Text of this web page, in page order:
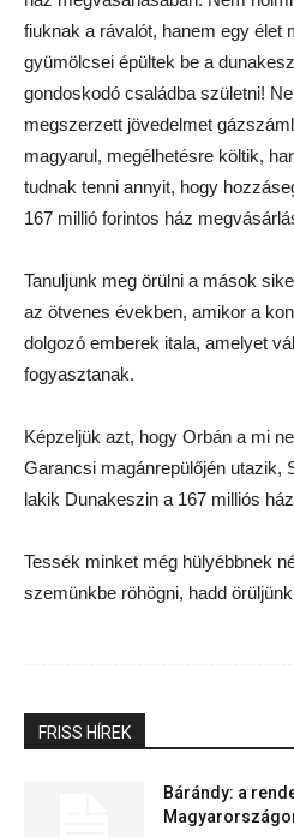
fiuknak a rávalót, hanem egy élet
gyümölcsei épültek be a
gondoskodó családba születni!
megszerzett jövedelmet
magyarul, megélhetésre költik,
tudnak tenni annyit, hogy
167 millió forintos ház
Tanuljunk meg örülni a mások
az ötvenes években, amikor a
dolgozó emberek itala, amelyet
fogyasztanak.
Képzeljük azt, hogy Orbán a mi
Garancsi magánrepülőjén utazik,
lakik Dunakeszin a 167 milliós
Tessék minket még hülyébbnek
szemünkbe röhögni, hadd
FRISS HÍREK
Bárándy: a